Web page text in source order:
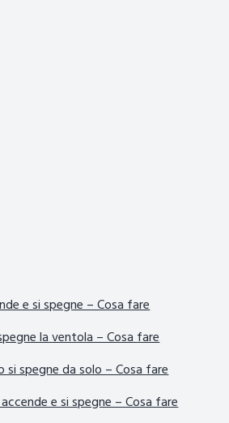
e si spegne​ – Cosa fare
la ventola​ – Cosa fare
spegne da solo​ – Cosa fare
e si spegne​ – Cosa fare